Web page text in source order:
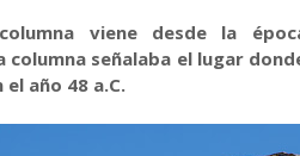
viene desde la
columna señalaba el lugar
año 48 a.C.